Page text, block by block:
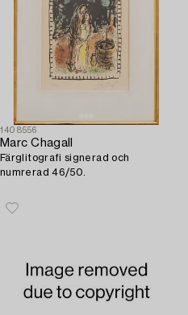
1408556
Marc Chagall
Färglitografi signerad och
numrerad 46/50.